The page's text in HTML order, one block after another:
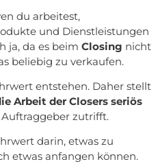
du arbeitest,
und Dienstleistungen
ja, da es beim Closing nicht
beliebig zu verkaufen.
entstehen. Daher stellt
Arbeit der Closers seriös
Auftraggeber zutrifft.
darin, etwas zu
etwas anfangen können.